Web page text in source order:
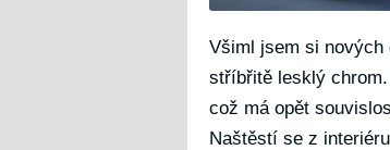
Všiml jsem si nových
stříbřitě lesklý
což má opět
Naštěstí se z